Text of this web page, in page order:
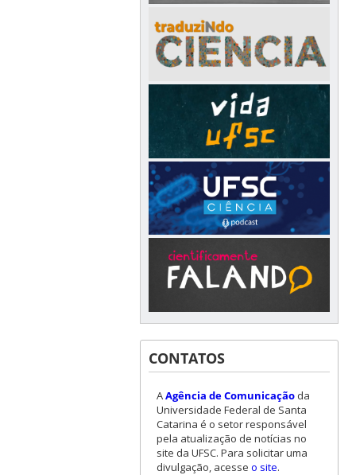
CONTATOS
AAgência de Comunicaçãoda
Universidade Federal de Santa
Catarina é o setor responsável
pela atualização de notícias no
site da UFSC. Para solicitar uma
divulgação, acesse o site.